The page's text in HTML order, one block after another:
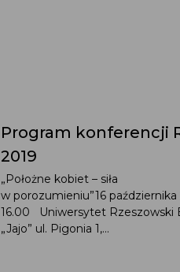
Program konferencji
2019
„Położne kobiet – siła
w porozumieniu”16 października
16.00 Uniwersytet Rzeszowski
„Jajo” ul. Pigonia 1,...